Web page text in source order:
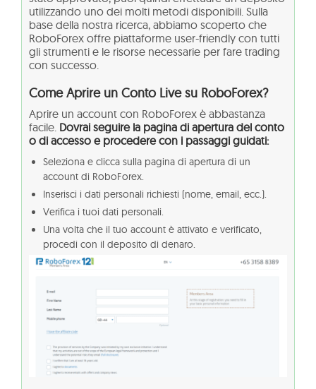
utilizzando uno dei molti metodi disponibili. Sulla
base della nostra ricerca, abbiamo scoperto che
RoboForex offre piattaforme user-friendly con tutti
gli strumenti e le risorse necessarie per fare trading
con successo.
Come Aprire un Conto Live su RoboForex?
Aprire un account con RoboForex è abbastanza
facile. Dovrai seguire la pagina di apertura del conto
o di accesso e procedere con i passaggi guidati:
Seleziona e clicca sulla pagina di apertura di un
account di RoboForex.
Inserisci i dati personali richiesti (nome, email, ecc.).
Verifica i tuoi dati personali.
Una volta che il tuo account è attivato e verificato,
procedi con il deposito di denaro.